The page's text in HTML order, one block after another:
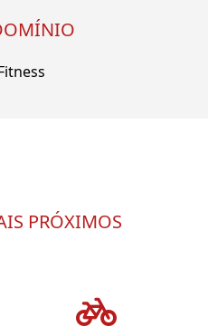
PRÓXIMOS